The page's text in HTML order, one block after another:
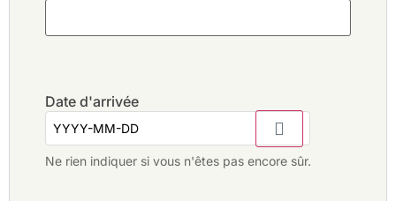
Date d'arrivée
Ne rien indiquer si vous n'êtes pas encore sûr.